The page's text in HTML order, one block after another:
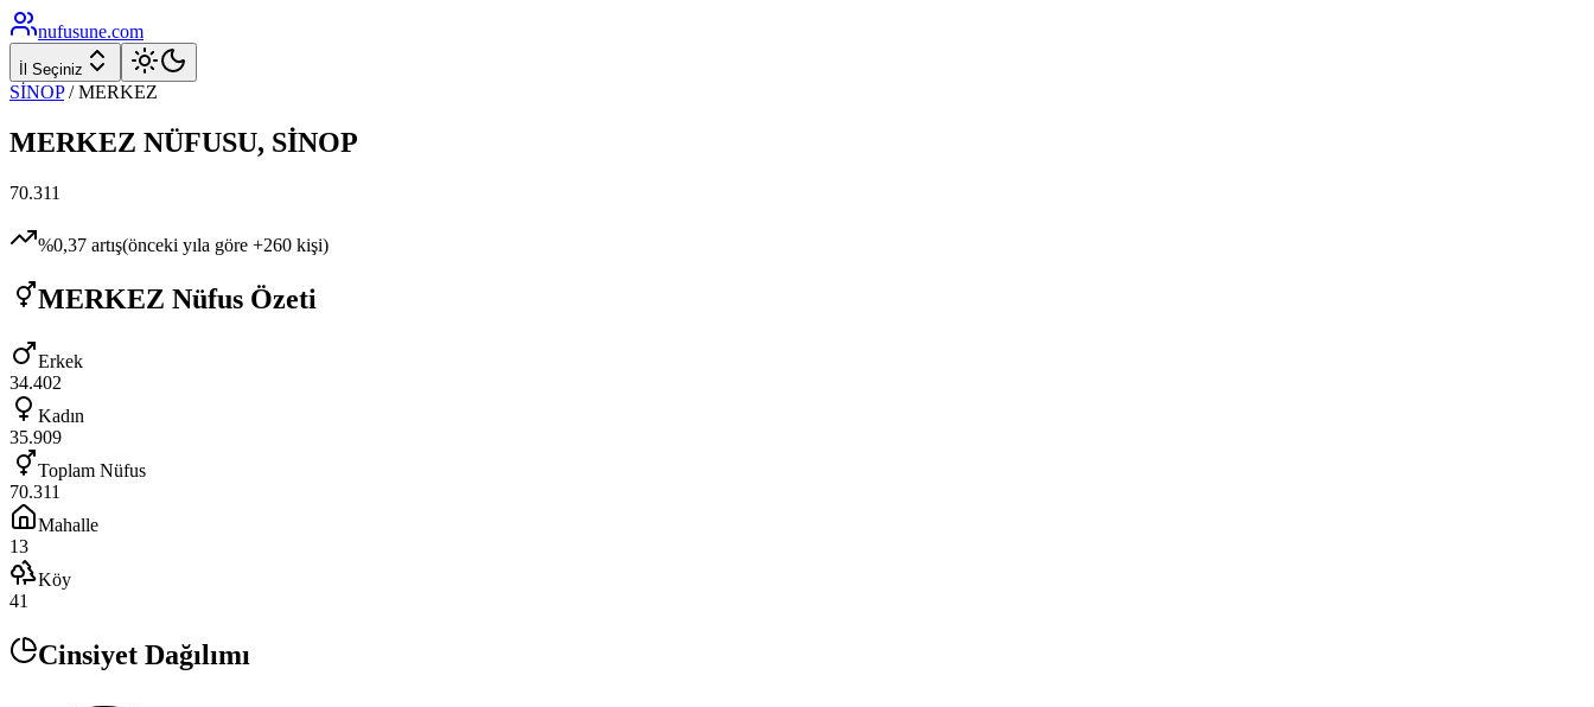
nufusune.com
İl Seçiniz
SİNOP /MERKEZ
MERKEZ NÜFUSU, SİNOP
70.311
%0,37 artış(önceki yıla göre +260 kişi)
MERKEZ Nüfus Özeti
Erkek
34.402
Kadın
35.909
Toplam Nüfus
70.311
Mahalle
13
Köy
41
Cinsiyet Dağılımı